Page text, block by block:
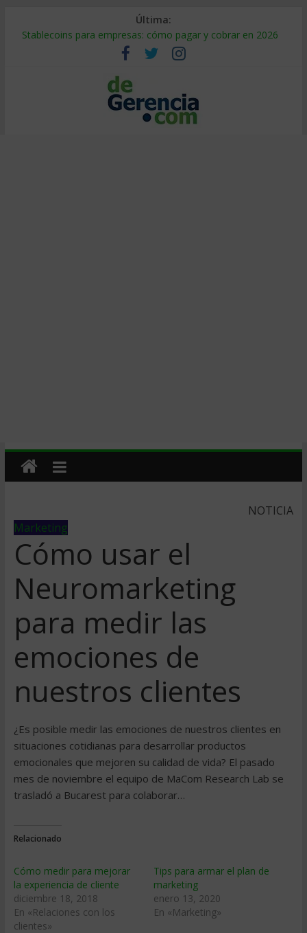
Última:
Stablecoins para empresas: cómo pagar y cobrar en 2026
Despido silencioso: qué es y por qué sale tan caro
IA en selección de personal: cómo auditarla a tiempo
Trabajo forzoso en la cadena de suministro: qué hacer
Mercado hispano de EE. UU.: cómo segmentarlo y venderle
NOTICIA
Marketing
Cómo usar el
Neuromarketing
para medir las
emociones de
nuestros clientes
¿Es posible medir las emociones de nuestros clientes en
situaciones cotidianas para desarrollar productos
emocionales que mejoren su calidad de vida? El pasado
mes de noviembre el equipo de MaCom Research Lab se
trasladó a Bucarest para colaborar…
Relacionado
Cómo medir para mejorar
la experiencia de cliente
diciembre 18, 2018
En «Relaciones con los
clientes»
Tips para armar el plan de
marketing
enero 13, 2020
En «Marketing»